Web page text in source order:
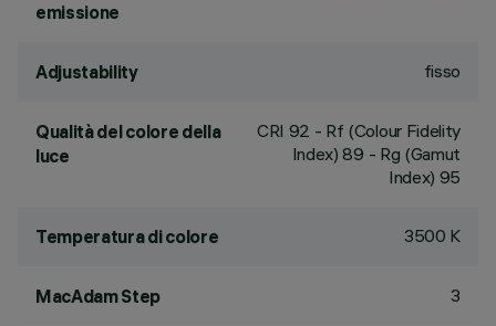
emissione
Adjustability fisso
Qualità del colore della
luce
CRI 92 - Rf (Colour Fidelity
Index) 89 - Rg (Gamut
Index) 95
Temperatura di colore 3500 K
MacAdam Step 3